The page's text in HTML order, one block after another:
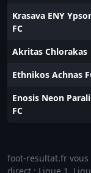
Krasava ENY
FC
Akritas Chlorakas
Ethnikos Achnas
Enosis Neon
FC
foot-resultat.fr